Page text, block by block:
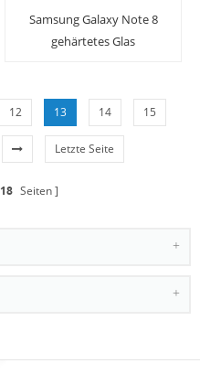
Samsung Galaxy Note 8
gehärtetes Glas
12 13 14 15
Letzte Seite
18 Seiten